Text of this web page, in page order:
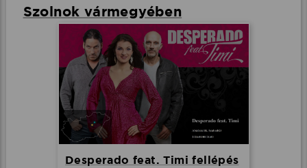
Szolnok vármegyében
Desperado feat. Timi fellépés